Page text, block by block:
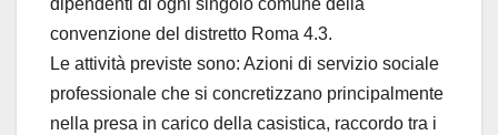
dipendenti di ogni singolo comune della
convenzione del distretto Roma 4.3.
Le attività previste sono: Azioni di servizio sociale
professionale che si concretizzano principalmente
nella presa in carico della casistica, raccordo tra i